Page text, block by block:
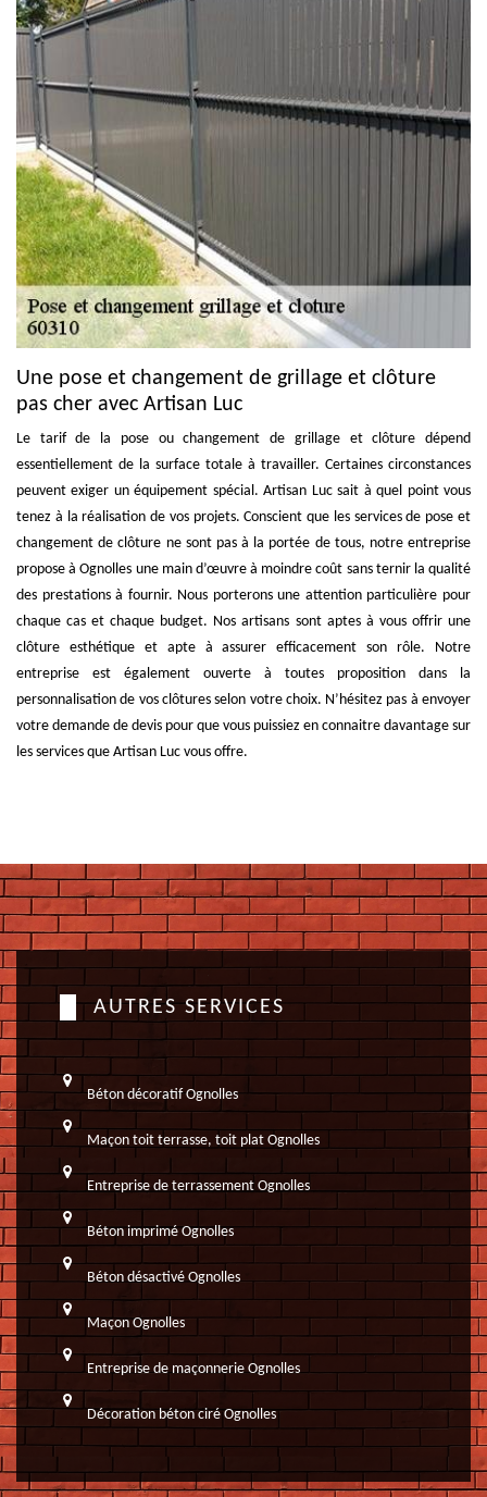
Une pose et changement de grillage et clôture
pas cher avec Artisan Luc
Le tarif de la pose ou changement de grillage et clôture dépend
essentiellement de la surface totale à travailler. Certaines circonstances
peuvent exiger un équipement spécial. Artisan Luc sait à quel point vous
tenez à la réalisation de vos projets. Conscient que les services de pose et
changement de clôture ne sont pas à la portée de tous, notre entreprise
propose à Ognolles une main d’œuvre à moindre coût sans ternir la qualité
des prestations à fournir. Nous porterons une attention particulière pour
chaque cas et chaque budget. Nos artisans sont aptes à vous offrir une
clôture esthétique et apte à assurer efficacement son rôle. Notre
entreprise est également ouverte à toutes proposition dans la
personnalisation de vos clôtures selon votre choix. N’hésitez pas à envoyer
votre demande de devis pour que vous puissiez en connaitre davantage sur
les services que Artisan Luc vous offre.
AUTRES SERVICES
Béton décoratif Ognolles
Maçon toit terrasse, toit plat Ognolles
Entreprise de terrassement Ognolles
Béton imprimé Ognolles
Béton désactivé Ognolles
Maçon Ognolles
Entreprise de maçonnerie Ognolles
Décoration béton ciré Ognolles